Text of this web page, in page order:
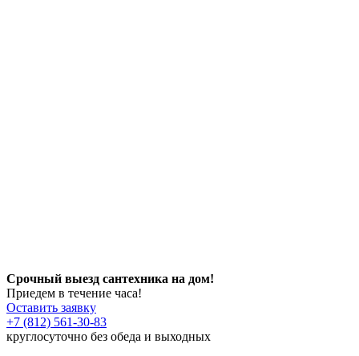
Срочный выезд сантехника на дом!
Приедем в течение часа!
Оставить заявку
+7 (812) 561-30-83
круглосуточно без обеда и выходных